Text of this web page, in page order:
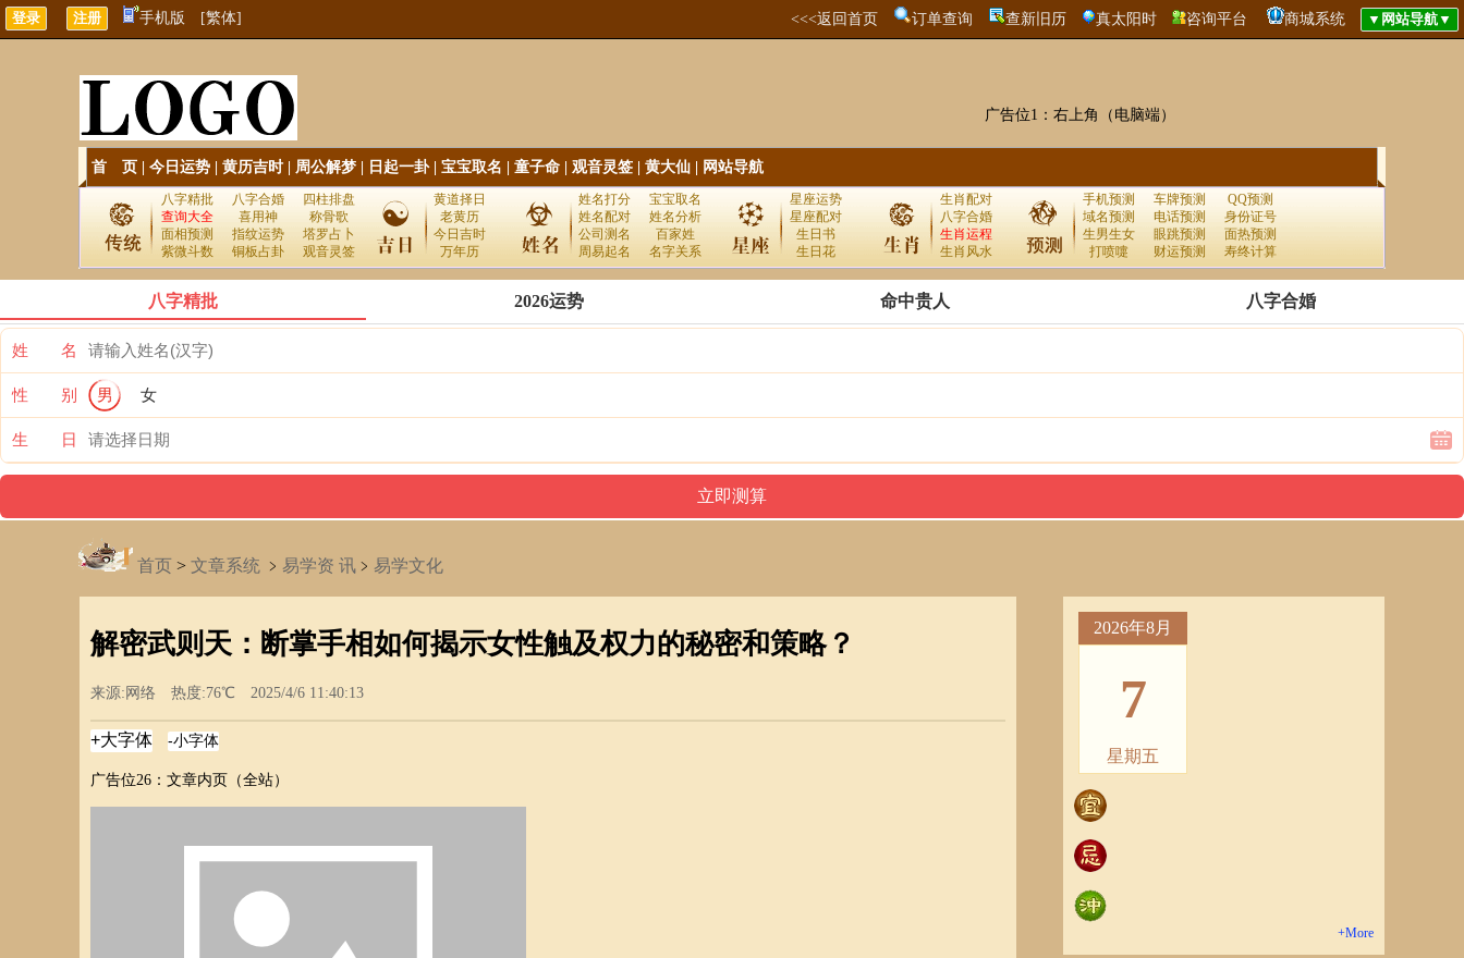
手机版 [繁体] <<<返回首页 订单查询 查新旧历 真太阳时 咨询平台 商城系统
广告位1：右上角（电脑端）
首 页 今日运势 黄历吉时| 周公解梦 日起一卦| 宝宝取名 童子命 观音灵签 黄大仙 网站导航
八字精批 八字合婚
四柱排盘
查询大全
喜用神
称骨歌
面相预测
指纹运势
塔罗占卜
紫微斗数
铜板占卦 观音灵签
黄道择日
老黄历
今日吉时
万年历
姓名打分
宝宝取名
姓名配对
姓名分析
公司测名
百家姓
周易起名
名字关系
星座运势
星座配对
生日书
生日花
生肖配对
八字合婚
生肖运程
生肖风水
手机预测 车牌预测
QQ预测
域名预测
电话预测
身份证号
生男生女
眼跳预测
面热预测
打喷嚏
财运预测 寿终计算
八字精批 2026运势 命中贵人 八字合婚
姓 名
性 别 男 女
生 日
首页 > 文章系统 ﹥ 易学资 讯 ﹥ 易学文化
解密武则天：断掌手相如何揭示女性触及权力的秘密和策略？
来源:网络 热度:76℃ 2025/4/6 11:40:13
广告位26：文章内页（全站）
2026年8月
7
星期五
+More